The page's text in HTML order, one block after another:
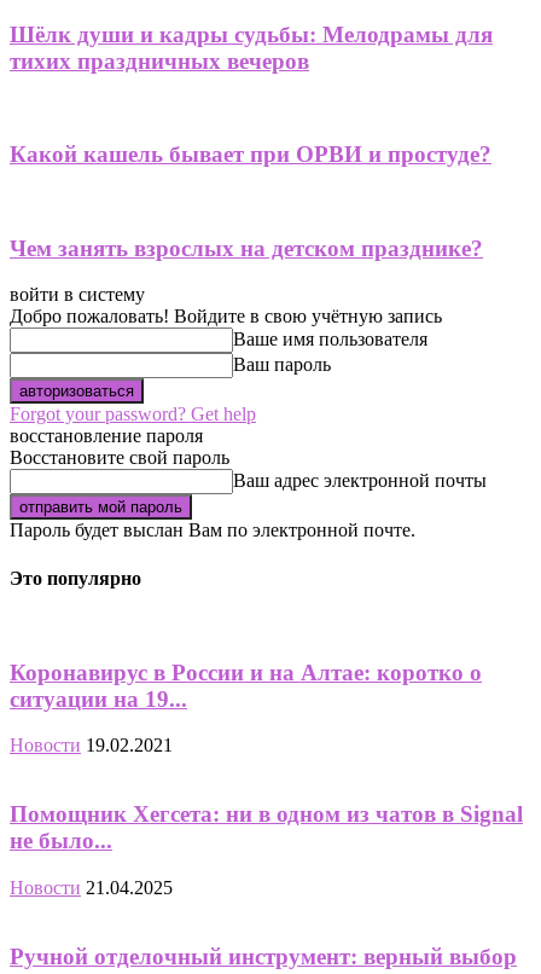
Шёлк души и кадры судьбы: Мелодрамы для
тихих праздничных вечеров
Какой кашель бывает при ОРВИ и простуде?
Чем занять взрослых на детском празднике?
войти в систему
Добро пожаловать! Войдите в свою учётную запись
Ваше имя пользователя
Ваш пароль
Forgot your password? Get help
восстановление пароля
Восстановите свой пароль
Ваш адрес электронной почты
Пароль будет выслан Вам по электронной почте.
Это популярно
Коронавирус в России и на Алтае: коротко о
ситуации на 19...
Новости 19.02.2021
Помощник Хегсета: ни в одном из чатов в Signal
не было...
Новости 21.04.2025
Ручной отделочный инструмент: верный выбор